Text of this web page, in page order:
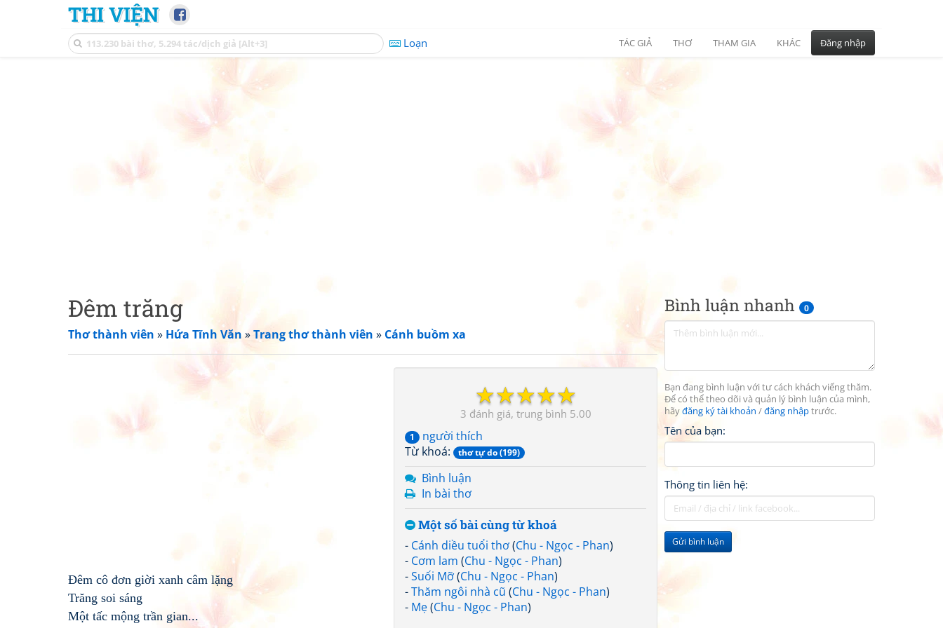
THI VIỆN
Loạn TÁC GIẢ THƠ THAM GIA KHÁC Đăng nhập
Bình luận nhanh 0
Bạn đang bình luận với tư cách khách viếng thăm.
Để có thể theo dõi và quản lý bình luận của mình,
hãyđăng ký tài khoản /đăng nhậptrước.
Tên của bạn:
Thông tin liên hệ:
Gửi bình luận
Đêm trăng
Thơ thành viên » Hứa Tĩnh Văn»Trang thơ thành viên » Cánh buồm xa
☆
☆
☆
☆
☆
3 5.00
1
người thích
Từ khoá:
thơ tự do (199)
Bình luận
In bài thơ
Một số bài cùng từ khoá
- Cánh diều tuổi thơ(Chu - Ngọc - Phan)
- Cơm lam (Chu - Ngọc - Phan)
-Suối Mỡ(Chu - Ngọc - Phan)
-Thăm ngôi nhà cũ (Chu - Ngọc - Phan)
- Mẹ(Chu - Ngọc - Phan)
Đêm cô đơn giời xanh câm lặng
Trăng soi sáng
Một tấc mộng trần gian...